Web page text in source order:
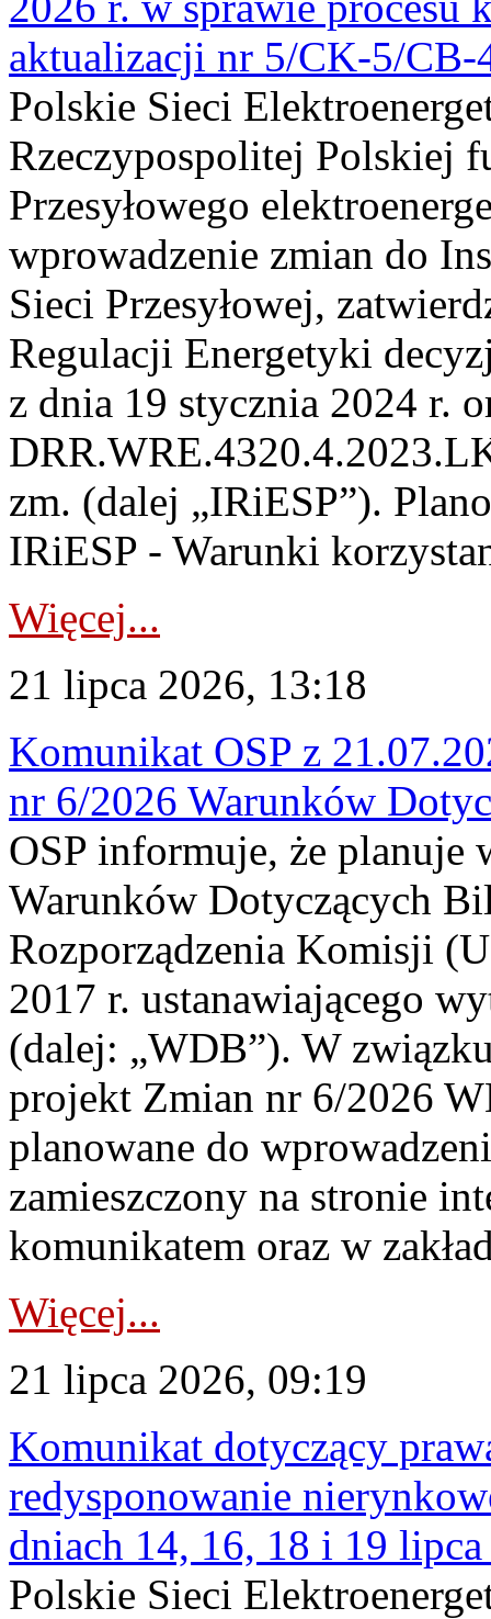
aktualizacji nr 5/CK-5/CB-
Polskie Sieci
Rzeczypospolitej Polskiej
Przesyłowego
wprowadzenie zmian do
Sieci Przesyłowej,
Regulacji Energetyki
z dnia 19 stycznia 2024 r.
zm. (dalej „IRiESP”).
IRiESP - Warunki
Więcej...
21 lipca 2026, 13:18
Komunikat OSP z
nr 6/2026 Warunków
OSP informuje, że planuje
Warunków Dotyczących
Rozporządzenia Komisji
2017 r. ustanawiającego
(dalej: „WDB”). W
projekt Zmian nr 6/2026
planowane do
zamieszczony na stronie
komunikatem oraz w
Więcej...
21 lipca 2026, 09:19
Komunikat dotyczący
redysponowanie
dniach 14, 16, 18 i 19
Polskie Sieci